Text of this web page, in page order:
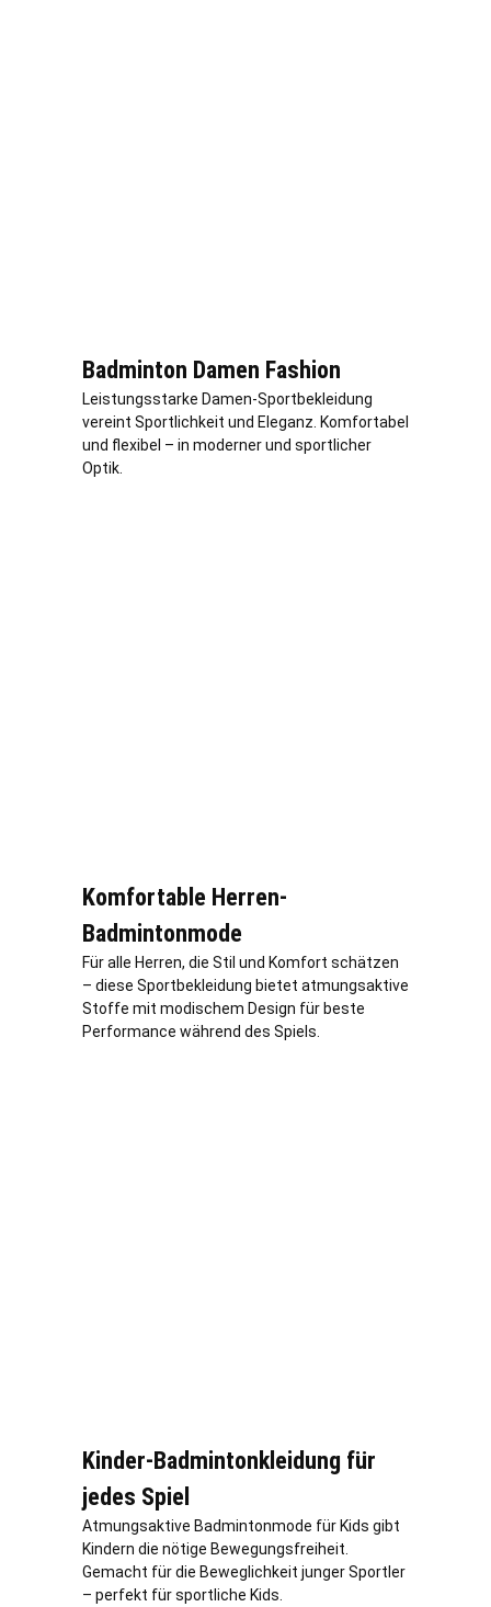
Badminton Damen Fashion
Leistungsstarke Damen-Sportbekleidung
vereint Sportlichkeit und Eleganz. Komfortabel
und flexibel – in moderner und sportlicher
Optik.
Komfortable Herren-
Badmintonmode
Für alle Herren, die Stil und Komfort schätzen
– diese Sportbekleidung bietet atmungsaktive
Stoffe mit modischem Design für beste
Performance während des Spiels.
Kinder-Badmintonkleidung für
jedes Spiel
Atmungsaktive Badmintonmode für Kids gibt
Kindern die nötige Bewegungsfreiheit.
Gemacht für die Beweglichkeit junger Sportler
– perfekt für sportliche Kids.